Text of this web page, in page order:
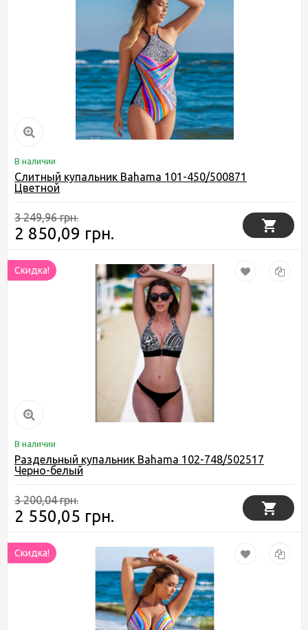
В наличии
Слитный купальник Bahama 101-450/500871
Цветной
3 249,96 грн.
2 850,09 грн.
Скидка!
В наличии
Раздельный купальник Bahama 102-748/502517
Черно-белый
3 200,04 грн.
2 550,05 грн.
Скидка!